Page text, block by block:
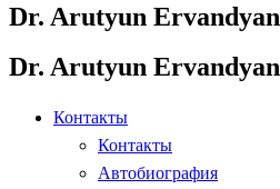
Dr. Arutyun Ervandyan
Dr. Arutyun Ervandyan
Контакты
Контакты
Автобиография